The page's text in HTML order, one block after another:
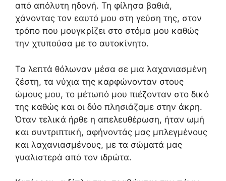
από απόλυτη ηδονή. Τη φίλησα βαθιά,
χάνοντας τον εαυτό μου στη γεύση της, στον
τρόπο που μουγκρίζει στο στόμα μου καθώς
την χτυπούσα με το αυτοκίνητο.
Τα λεπτά θόλωναν μέσα σε μια λαχανιασμένη
ζέστη, τα νύχια της καρφώνονταν στους
ώμους μου, το μέτωπό μου πιέζονταν στο δικό
της καθώς και οι δύο πλησιάζαμε στην άκρη.
Όταν τελικά ήρθε η απελευθέρωση, ήταν ωμή
και συντριπτική, αφήνοντάς μας μπλεγμένους
και λαχανιασμένους, με τα σώματά μας
γυαλιστερά από τον ιδρώτα.